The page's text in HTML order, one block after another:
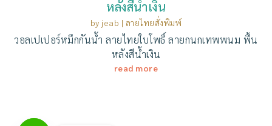
หลังสีน้ำเงิน
by jeab | ลายไทยสั่งพิมพ์
วอลเปเปอร์หมึกกันน้ำ ลายไทยใบโพธิ์ ลายกนกเทพพนม พื้น
หลังสีน้ำเงิน
read more